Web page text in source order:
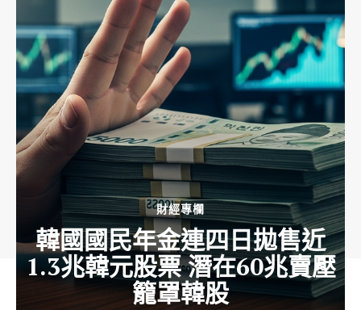
財經專欄
韓國國民年金連四日拋售近
1.3兆韓元股票 潛在60兆賣壓
籠罩韓股